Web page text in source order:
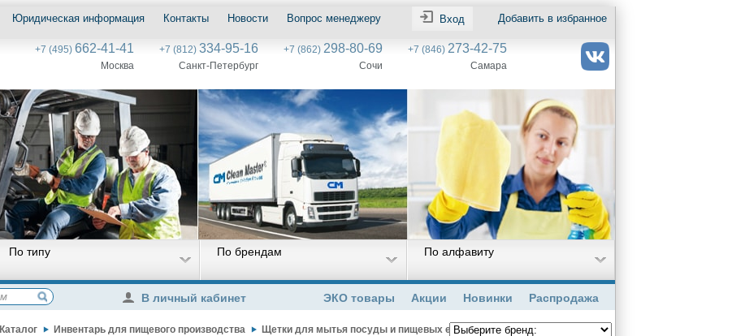
Вход Добавить в избранное
Юридическая информация Контакты Новости Вопрос менеджеру
+7 (495) 662-41-41
Москва
+7 (812) 334-95-16
Санкт-Петербург
+7 (862) 298-80-69
Сочи
+7 (846) 273-42-75
Самара
По типу По брендам По алфавиту
Распродажа
Новинки
Акции
ЭКО товары
В личный кабинет
Каталог Инвентарь для пищевого производства Щетки для мытья посуды и пищевых емкостей